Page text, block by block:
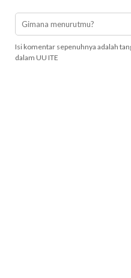
Isi komentar sepenuhnya adalah
dalam UU ITE